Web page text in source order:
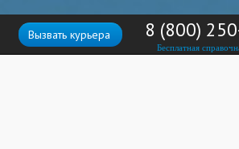
8 (800)
Бесплатная
Вызвать курьера